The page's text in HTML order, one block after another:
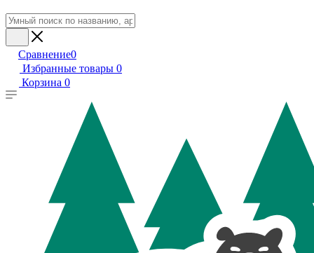
Сравнение0
Избранные товары 0
Корзина 0